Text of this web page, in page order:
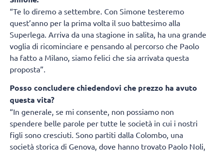
“Te lo diremo a settembre. Con Simone testeremo
quest’anno per la prima volta il suo battesimo alla
Superlega. Arriva da una stagione in salita, ha una grande
voglia di ricominciare e pensando al percorso che Paolo
ha fatto a Milano, siamo felici che sia arrivata questa
proposta”.
Posso concludere chiedendovi che prezzo ha avuto
questa vita?
“In generale, se mi consente, non possiamo non
spendere belle parole per tutte le società in cui i nostri
figli sono cresciuti. Sono partiti dalla Colombo, una
società storica di Genova, dove hanno trovato Paolo Noli,